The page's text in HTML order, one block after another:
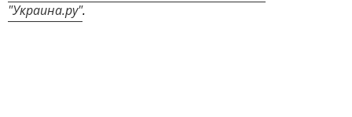
"Украина.ру".